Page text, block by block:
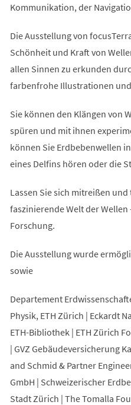
Kommunikation, der
Die Ausstellung von
Schönheit und Kraft von
allen Sinnen zu erkunden
farbenfrohe Illustrationen
Sie können den Klängen von
spüren und mit ihnen
können Sie Erdbebenwellen
eines Delfins hören oder die
Lassen Sie sich mitreißen
faszinierende Welt der
Forschung.
Die Ausstellung wurde
sowie
Departement
Physik, ETH Zürich | Eckardt
ETH-Bibliothek | ETH Zürich
| GVZ Gebäudeversicherung
and Schmid & Partner
GmbH | Schweizerischer
Stadt Zürich | The Tomalla